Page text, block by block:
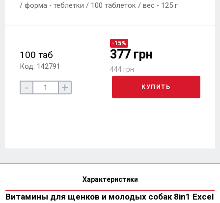
/ форма - теблетки / 100 таблеток / вес - 125 г
100 таб
Код: 142791
-15%
377 грн
444 грн
- + КУПИТЬ
Характеристики
Витамины для щенков и молодых собак 8in1 Excel